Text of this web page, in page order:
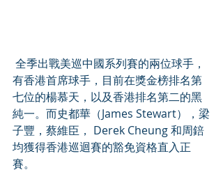
有香港首席球手，目前在獎金榜排名第
七位的楊慕天，以及香港排名第二的黑
純一。而史都華（James Stewart），梁
子豐，蔡維臣， Derek Cheung 和周錇
均獲得香港巡迴賽的豁免資格直入正
賽。